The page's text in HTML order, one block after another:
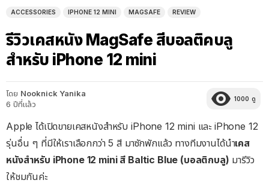
ACCESSORIES IPHONE 12 MINI MAGSAFE REVIEW
รีวิวเคสหนัง MagSafe สีบอลติคบลู
สำหรับ iPhone 12 mini
โดย Nooknick Yanika
6 ปีที่แล้ว
1000 ดู
Apple ได้เปิดขายเคสหนังสำหรับ iPhone 12 mini และ iPhone 12
รุ่นอื่น ๆ ที่มีให้เราเลือกกว่า 5 สี มาซักพักแล้ว ทางทีมงานได้นำเคส
หนังสำหรับ iPhone 12 mini สี Baltic Blue (บอลติกบลู) มารีวิว
ให้ชมกันค่ะ